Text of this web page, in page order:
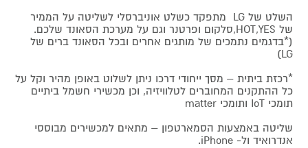
השלט של LG מתפקד כשלט אוניברסלי לשליטה על הממיר
של HOT,YES,סלקום ופרטנר וגם על מערכת הסאונד שלכם.
(*בדגמים נתמכים של מותגים אחרים ובכל הסאונד ברים של
LG)
*רכזת ביתית – מסך ייחודי דרכו ניתן לשלוט באופן מהיר וקל על
כל ההתקנים המחוברים לטלוויזיה, וכן מכשירי חשמל ביתיים
תומכי IoT ותומכי matter
שליטה באמצעות הסמארטפון – מתאים למכשירים מבוססי
אנדרואיד ול- iPhone.